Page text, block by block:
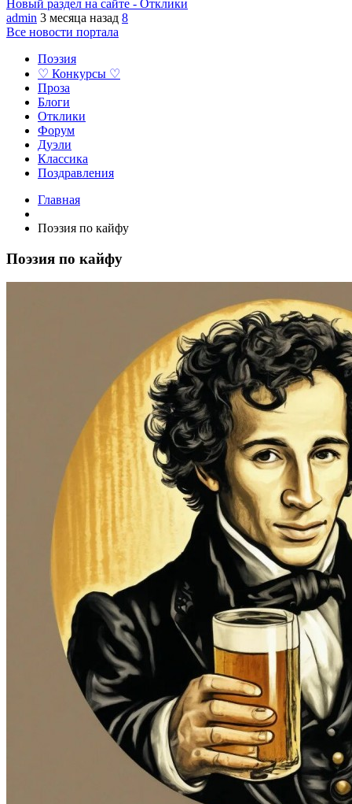
Новый раздел на сайте - Отклики
admin 3 месяца назад 8
Все новости портала
Поэзия
♡ Конкурсы ♡
Проза
Блоги
Отклики
Форум
Дуэли
Классика
Поздравления
Главная
Поэзия по кайфу
Поэзия по кайфу